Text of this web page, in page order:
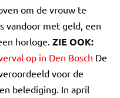
om de vrouw te
vandoor met geld, een
horloge. ZIE OOK:
op in Den Bosch De
voor de
belediging. In april